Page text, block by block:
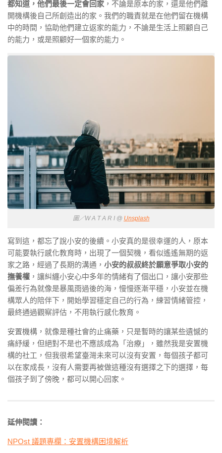
都知道，他們最後一定會回家 ，不論是原本的家，還是他們離
開機構後自己所創造出的家。我們的職責就是在他們留在機構
中的時間，協助他們建立返家的能力，不論是生活上照顧自己
的能力，或是照顧好一個家的能力。
圖／W A T A R I @ Unsplash
寫到這，都忘了說小安的後續。小安真的是很幸運的人，原本
可能要執行感化教育時，出現了一個契機，看似遙遙無期的返
家之路，經過了長期的溝通， 小安的叔叔終於願意爭取小安的
撫養權 ，讓糾纏小安心中多年的情緒有了個出口，讓小安那些
偏差行為就像是暴風雨過後的海，慢慢逐漸平穩，小安並在機
構眾人的陪伴下，開始學習穩定自己的行為，練習情緒管控，
最終通過觀察評估，不用執行感化教育。
安置機構，就像是種社會的止痛藥，只是暫時的讓某些遺憾的
痛紓緩，但絕對不是也不應該成為「治療」，雖然我是安置機
構的社工，但我很希望臺灣未來可以沒有安置，每個孩子都可
以在家成長，沒有人需要再被做這種沒有選擇之下的選擇，每
個孩子到了傍晚，都可以開心回家。
延伸閱讀：
NPOst 議題專欄：安置機構困境解析